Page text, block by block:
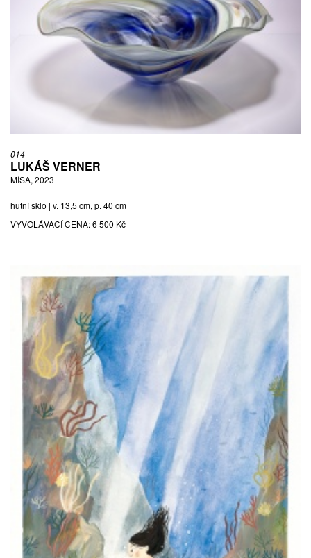
014
LUKÁŠ VERNER
MÍSA, 2023
hutní sklo | v. 13,5 cm, p. 40 cm
VYVOLÁVACÍ CENA:6 500 Kč